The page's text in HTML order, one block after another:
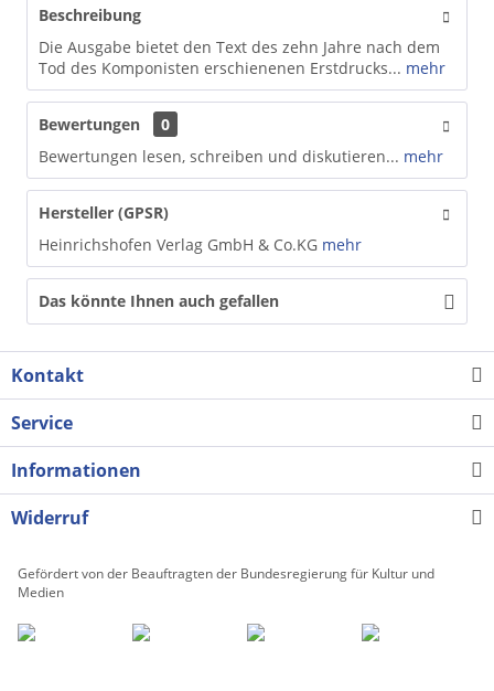
Beschreibung
Die Ausgabe bietet den Text des zehn Jahre nach dem
Tod des Komponisten erschienenen Erstdrucks... mehr
Bewertungen
0
Bewertungen lesen, schreiben und diskutieren... mehr
Hersteller (GPSR)
Heinrichshofen Verlag GmbH & Co.KG mehr
Das könnte Ihnen auch gefallen
Kontakt
Service
Informationen
Widerruf
Gefördert von der Beauftragten der Bundesregierung für Kultur und
Medien